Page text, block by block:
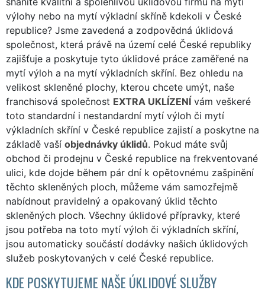
výlohy nebo na mytí výkladní skříně kdekoli v České
republice? Jsme zavedená a zodpovědná úklidová
společnost, která právě na území celé České republiky
zajišťuje a poskytuje tyto úklidové práce zaměřené na
mytí výloh a na mytí výkladních skříní. Bez ohledu na
velikost skleněné plochy, kterou chcete umýt, naše
franchisová společnost EXTRA UKLÍZENÍ vám veškeré
toto standardní i nestandardní mytí výloh či mytí
výkladních skříní v České republice zajistí a poskytne na
základě vaší objednávky úklidů. Pokud máte svůj
obchod či prodejnu v České republice na frekventované
ulici, kde dojde během pár dní k opětovnému zašpinění
těchto skleněných ploch, můžeme vám samozřejmě
nabídnout pravidelný a opakovaný úklid těchto
skleněných ploch. Všechny úklidové přípravky, které
jsou potřeba na toto mytí výloh či výkladních skříní,
jsou automaticky součástí dodávky našich úklidových
služeb poskytovaných v celé České republice.
KDE POSKYTUJEME NAŠE ÚKLIDOVÉ SLUŽBY